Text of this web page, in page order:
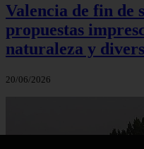
Valencia de fin de
propuestas
naturaleza y
20/06/2026